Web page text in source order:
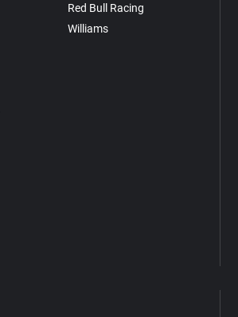
Red Bull Racing
Williams